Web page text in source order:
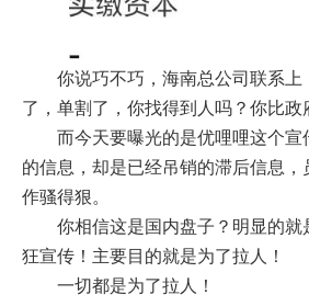
你说巧不巧，海南总公司联系
了，单割了，你找得到人吗？你比政
而今天要曝光的是优哩哩这个
的信息，却是已经吊销的滞后信息
作骚得狠。
你相信这是国内盘子？明显的
狂宣传！主要目的就是为了拉人！
一切都是为了拉人！